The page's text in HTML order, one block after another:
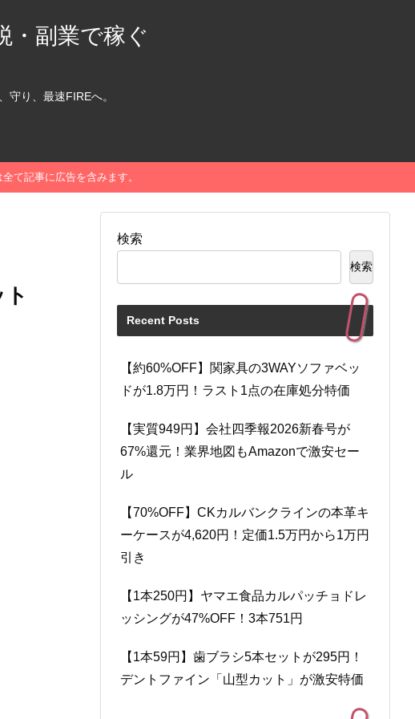
・副業で稼ぐ
り、最速FIREへ。
記事に広告を含みます。
検索
検索
Recent Posts
【約60%OFF】関家具の3WAYソファベッ
ドが1.8万円！ラスト1点の在庫処分特価
【実質949円】会社四季報2026新春号が
67%還元！業界地図もAmazonで激安セー
ル
【70%OFF】CKカルバンクラインの本革キ
ーケースが4,620円！定価1.5万円から1万円
引き
【1本250円】ヤマエ食品カルパッチョドレ
ッシングが47%OFF！3本751円
【1本59円】歯ブラシ5本セットが295円！
デントファイン「山型カット」が激安特価